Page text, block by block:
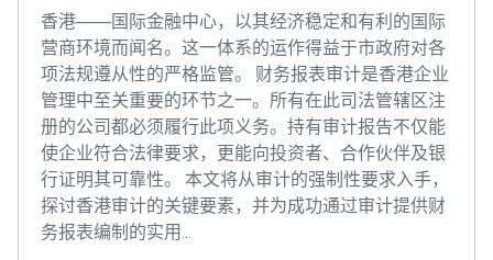
香港——国际金融中心，以其经济稳定和有利的国际
营商环境而闻名。这一体系的运作得益于市政府对各
项法规遵从性的严格监管。 财务报表审计是香港企业
管理中至关重要的环节之一。所有在此司法管辖区注
册的公司都必须履行此项义务。持有审计报告不仅能
使企业符合法律要求，更能向投资者、合作伙伴及银
行证明其可靠性。 本文将从审计的强制性要求入手，
探讨香港审计的关键要素，并为成功通过审计提供财
务报表编制的实用...